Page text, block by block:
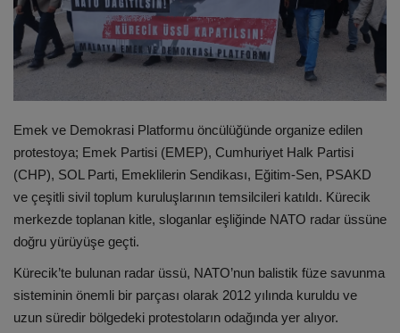
SEYAHAT
EĞİTİM
VİDEO
Emek ve Demokrasi Platformu öncülüğünde organize edilen
protestoya; Emek Partisi (EMEP), Cumhuriyet Halk Partisi
(CHP), SOL Parti, Emeklilerin Sendikası, Eğitim-Sen, PSAKD
ve çeşitli sivil toplum kuruluşlarının temsilcileri katıldı. Kürecik
merkezde toplanan kitle, sloganlar eşliğinde NATO radar üssüne
doğru yürüyüşe geçti.
Kürecik’te bulunan radar üssü, NATO’nun balistik füze savunma
sisteminin önemli bir parçası olarak 2012 yılında kuruldu ve
uzun süredir bölgedeki protestoların odağında yer alıyor.